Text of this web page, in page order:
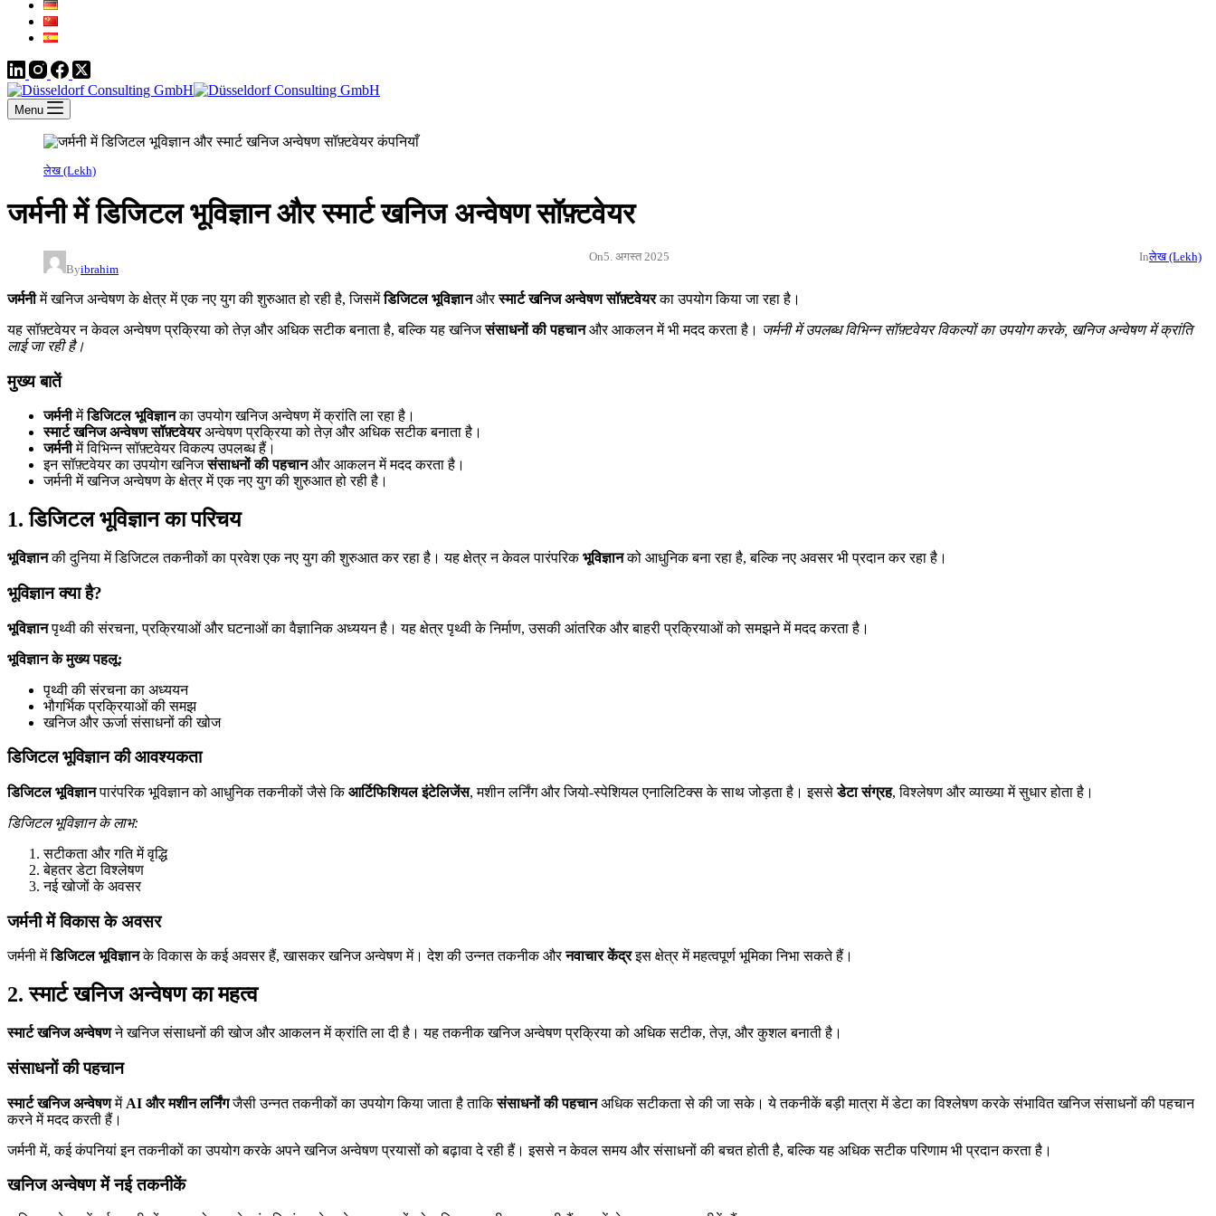
Menu
लेख (Lekh)
जर्मनी में डिजिटल भूविज्ञान और स्मार्ट खनिज अन्वेषण सॉफ़्टवेयर
Byibrahim
On5. अगस्त 2025 Inलेख (Lekh)
जर्मनीमें खनिज अन्वेषण के क्षेत्र में एक नए युग की शुरुआत हो रही है, जिसमेंडिजिटल भूविज्ञानऔरस्मार्ट खनिज अन्वेषण सॉफ़्टवेयरका उपयोग किया जा रहा है।
यह सॉफ़्टवेयर न केवल अन्वेषण प्रक्रिया को तेज़ और अधिक सटीक बनाता है, बल्कि यह खनिजसंसाधनों की पहचानऔर आकलन में भी मदद करता है। जर्मनी में उपलब्ध विभिन्न सॉफ़्टवेयर विकल्पों का उपयोग करके, खनिज अन्वेषण में क्रांति
लाई जा रही है।
मुख्य बातें
जर्मनीमेंडिजिटल भूविज्ञानका उपयोग खनिज अन्वेषण में क्रांति ला रहा है।
स्मार्ट खनिज अन्वेषण सॉफ़्टवेयरअन्वेषण प्रक्रिया को तेज़ और अधिक सटीक बनाता है।
जर्मनीमें विभिन्न सॉफ़्टवेयर विकल्प उपलब्ध हैं।
इन सॉफ़्टवेयर का उपयोग खनिजसंसाधनों की पहचानऔर आकलन में मदद करता है।
जर्मनी में खनिज अन्वेषण के क्षेत्र में एक नए युग की शुरुआत हो रही है।
1. डिजिटल भूविज्ञान का परिचय
भूविज्ञानकी दुनिया में डिजिटल तकनीकों का प्रवेश एक नए युग की शुरुआत कर रहा है। यह क्षेत्र न केवल पारंपरिकभूविज्ञानको आधुनिक बना रहा है, बल्कि नए अवसर भी प्रदान कर रहा है।
भूविज्ञान क्या है?
भूविज्ञानपृथ्वी की संरचना, प्रक्रियाओं और घटनाओं का वैज्ञानिक अध्ययन है। यह क्षेत्र पृथ्वी के निर्माण, उसकी आंतरिक और बाहरी प्रक्रियाओं को समझने में मदद करता है।
भूविज्ञान के मुख्य पहलू:
पृथ्वी की संरचना का अध्ययन
भौगर्भिक प्रक्रियाओं की समझ
खनिज और ऊर्जा संसाधनों की खोज
डिजिटल भूविज्ञान की आवश्यकता
डिजिटल भूविज्ञानपारंपरिक भूविज्ञान को आधुनिक तकनीकों जैसे किआर्टिफिशियल इंटेलिजेंस, मशीन लर्निंग और जियो-स्पेशियल एनालिटिक्स के साथ जोड़ता है। इससेडेटा संग्रह, विश्लेषण और व्याख्या में सुधार होता है।
डिजिटल भूविज्ञान के लाभ:
सटीकता और गति में वृद्धि
बेहतर डेटा विश्लेषण
नई खोजों के अवसर
जर्मनी में विकास के अवसर
जर्मनी मेंडिजिटल भूविज्ञानके विकास के कई अवसर हैं, खासकर खनिज अन्वेषण में। देश की उन्नत तकनीक औरनवाचार केंद्रइस क्षेत्र में महत्वपूर्ण भूमिका निभा सकते हैं।
2. स्मार्ट खनिज अन्वेषण का महत्व
स्मार्ट खनिज अन्वेषणने खनिज संसाधनों की खोज और आकलन में क्रांति ला दी है। यह तकनीक खनिज अन्वेषण प्रक्रिया को अधिक सटीक, तेज़, और कुशल बनाती है।
संसाधनों की पहचान
स्मार्ट खनिज अन्वेषणमें AI और मशीन लर्निंगजैसी उन्नत तकनीकों का उपयोग किया जाता है ताकिसंसाधनों की पहचानअधिक सटीकता से की जा सके। ये तकनीकें बड़ी मात्रा में डेटा का विश्लेषण करके संभावित खनिज संसाधनों की पहचान
करने में मदद करती हैं।
जर्मनी में, कई कंपनियां इन तकनीकों का उपयोग करके अपने खनिज अन्वेषण प्रयासों को बढ़ावा दे रही हैं। इससे न केवल समय और संसाधनों की बचत होती है, बल्कि यह अधिक सटीक परिणाम भी प्रदान करता है।
खनिज अन्वेषण में नई तकनीकें